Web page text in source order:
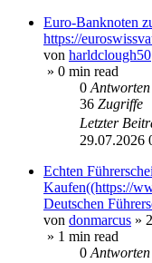
Euro-Banknoten
https://
von harldclough50
» 0 min read
0 Antworten
36 Zugriffe
Letzter
29.07.2026
Echten
Kaufen((https://
Deutschen
von donmarcus »
» 1 min read
0 Antworten